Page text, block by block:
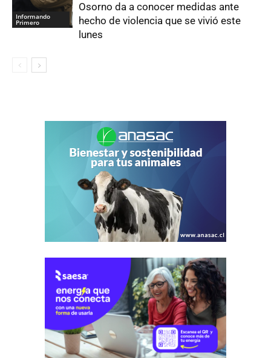
Informando
Primero
Osorno da a conocer medidas ante
hecho de violencia que se vivió este
lunes